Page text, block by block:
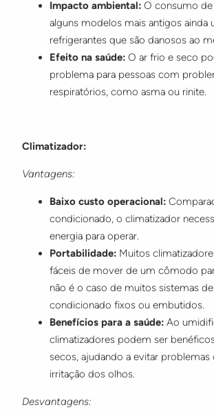
Impacto ambiental: O consumo de
alguns modelos mais antigos ainda
refrigerantes que são danosos ao
Efeito na saúde: O ar frio e seco
problema para pessoas com
respiratórios, como asma ou rinite.
Climatizador:
Vantagens:
Baixo custo operacional:
condicionado, o climatizador
energia para operar.
Portabilidade: Muitos
fáceis de mover de um cômodo
não é o caso de muitos sistemas
condicionado fixos ou embutidos.
Benefícios para a saúde: Ao
climatizadores podem ser
secos, ajudando a evitar problemas
irritação dos olhos.
Desvantagens: